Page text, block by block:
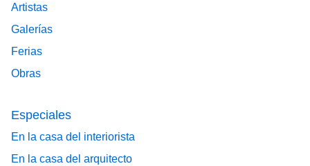
Artistas
Galerías
Ferias
Obras
Especiales
En la casa del interiorista
En la casa del arquitecto